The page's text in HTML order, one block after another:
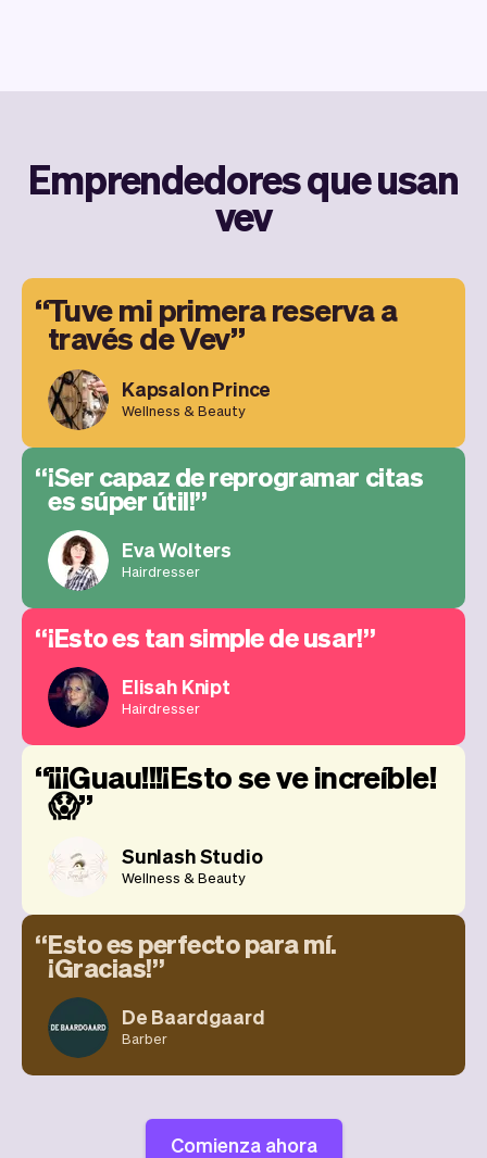
Emprendedores que usan
vev
Tuve mi primera reserva a
través de Vev
Kapsalon Prince
Wellness & Beauty
¡Ser capaz de reprogramar citas
es súper útil!
Eva Wolters
Hairdresser
¡Esto es tan simple de usar!
Elisah Knipt
Hairdresser
¡¡¡Guau!!!¡Esto se ve increíble!
😱
Sunlash Studio
Wellness & Beauty
Esto es perfecto para mí.
¡Gracias!
De Baardgaard
Barber
Comienza ahora